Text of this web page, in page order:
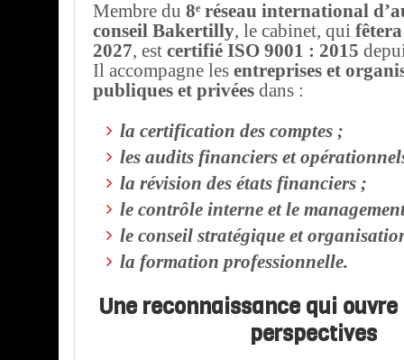
Membre du 8ᵉ réseau international
conseil Bakertilly, le cabinet, qui fêtera
2027, est certifié ISO 9001 : 2015
Il accompagne les entreprises et
publiques et privées dans :
la certification des comptes ;
les audits financiers et
la révision des états financiers ;
le contrôle interne et le
le conseil stratégique et
la formation professionnelle.
Une reconnaissance qui
perspectives